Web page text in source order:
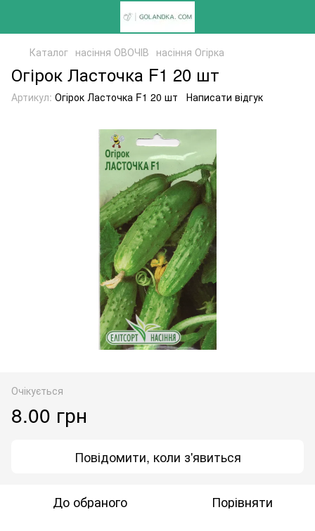
Каталог насіння ОВОЧІВ насіння Огірка
Огірок Ласточка F1 20 шт
Артикул: Огірок Ласточка F1 20 шт Написати відгук
Очікується
8.00 грн
Повідомити, коли з'явиться
До обраного Порівняти